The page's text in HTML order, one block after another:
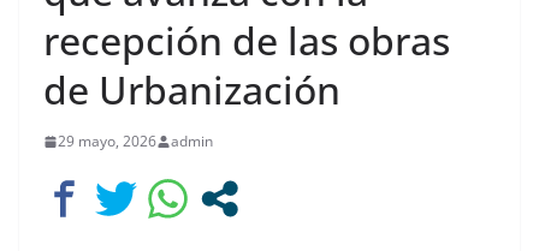
recepción de las obras
de Urbanización
29 mayo, 2026 admin